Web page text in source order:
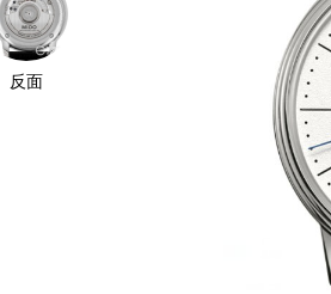
反面